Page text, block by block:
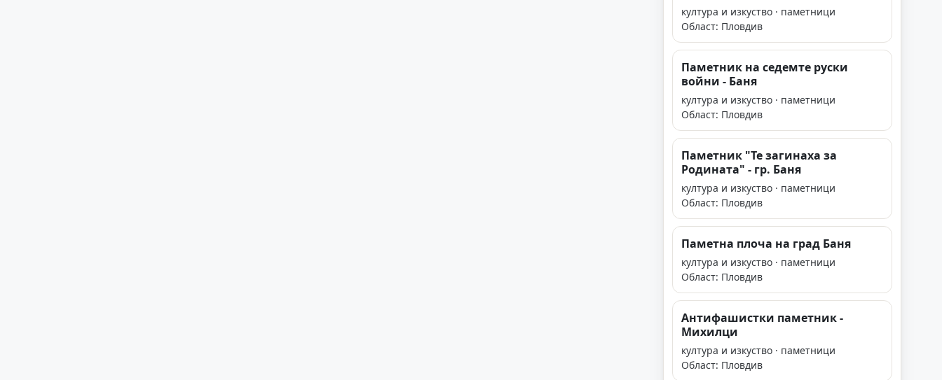
култура и изкуство · паметници
Област: Пловдив
Паметник на седемте руски
войни - Баня
култура и изкуство · паметници
Област: Пловдив
Паметник "Те загинаха за
Родината" - гр. Баня
култура и изкуство · паметници
Област: Пловдив
Паметна плоча на град Баня
култура и изкуство · паметници
Област: Пловдив
Антифашистки паметник -
Михилци
култура и изкуство · паметници
Област: Пловдив